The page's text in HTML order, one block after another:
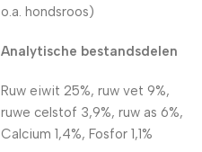
o.a. hondsroos)
Analytische bestandsdelen
Ruw eiwit 25%, ruw vet 9%,
ruwe celstof 3,9%, ruw as 6%,
Calcium 1,4%, Fosfor 1,1%